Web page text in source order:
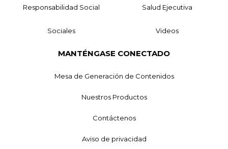
Responsabilidad Social Salud Ejecutiva
Sociales Videos
MANTÉNGASE CONECTADO
Mesa de Generación de Contenidos
Nuestros Productos
Contáctenos
Aviso de privacidad